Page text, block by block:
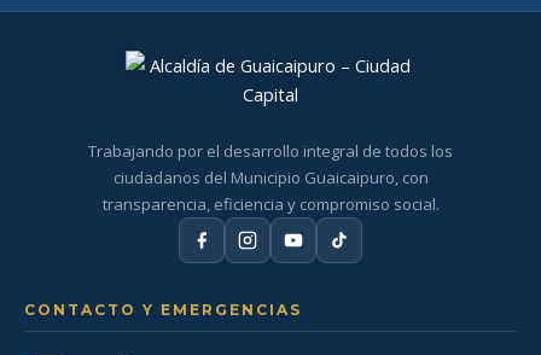
Trabajando por el desarrollo integral de todos los
ciudadanos del Municipio Guaicaipuro, con
transparencia, eficiencia y compromiso social.
CONTACTO Y EMERGENCIAS